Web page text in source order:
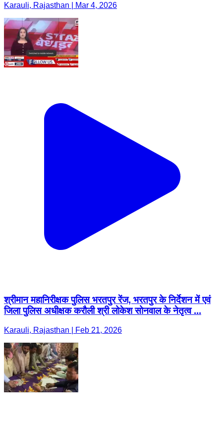
Karauli, Rajasthan | Mar 4, 2026
श्रीमान महानिरीक्षक पुलिस भरतपुर रेंज, भरतपुर के निर्देशन में एवं
जिला पुलिस अधीक्षक करौली श्री लोकेश सोनवाल के नेतृत्व ...
Karauli, Rajasthan | Feb 21, 2026